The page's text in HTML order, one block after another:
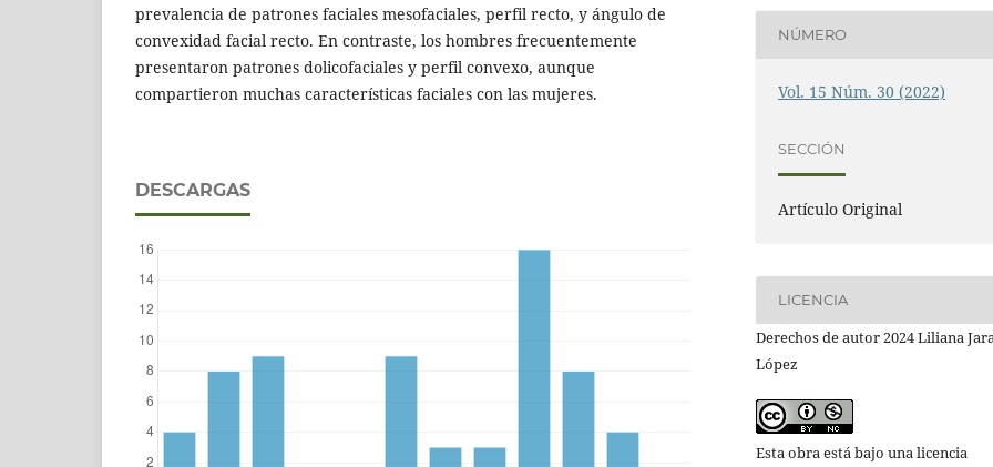
prevalencia de patrones faciales mesofaciales, perfil recto, y ángulo de
convexidad facial recto. En contraste, los hombres frecuentemente
presentaron patrones dolicofaciales y perfil convexo, aunque
compartieron muchas características faciales con las mujeres.
DESCARGAS
NÚMERO
Vol. 15 Núm. 30 (2022)
SECCIÓN
Artí­culo Original
LICENCIA
Derechos de autor 2024 Liliana
López
Esta obra está bajo una licencia